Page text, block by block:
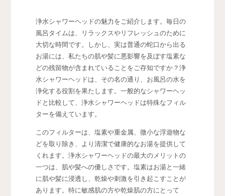
浄水シャワーヘッドの魅力をご紹介します。 毎日の
風呂タイムは、リラックスやリフレッシュのために
大切な時間です。しかし、実は普通の蛇口から出る
お湯には、私たちの肌や髪に悪影響を及ぼす塩素な
どの残留物が含まれていることをご存知ですか？浄
水シャワーヘッドは、その名の通り、お風呂の水を
浄化する役割を果たします。一般的なシャワーヘッ
ドと比較して、浄水シャワーヘッドは特殊なフィル
ターを備えています。
このフィルターは、塩素や重金属、微小な浮遊物な
どを取り除き、より清潔で健康的なお湯を提供して
くれます。浄水シャワーヘッドの最大のメリットの
一つは、肌や髪への優しさです。塩素はお湯と一緒
に肌や髪に浸透し、乾燥や刺激を引き起こすことが
あります。特に敏感肌の方や乾燥肌の方にとって